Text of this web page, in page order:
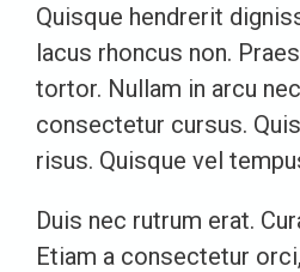
Quisque hendrerit
lacus rhoncus non.
tortor. Nullam in arcu
consectetur cursus.
risus. Quisque vel
Duis nec rutrum erat.
Etiam a consectetur